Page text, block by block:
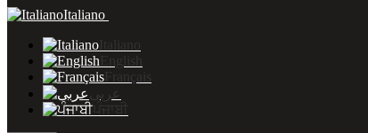
Italiano
Italiano
English
Français
عربى
ਪੰਜਾਬੀ